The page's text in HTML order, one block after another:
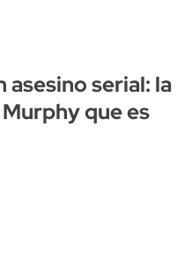
asesino serial: la
que es